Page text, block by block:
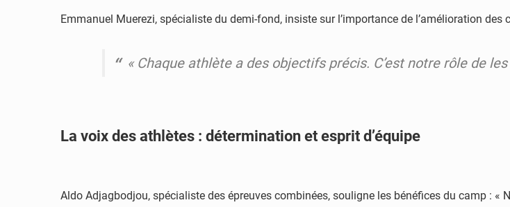
Emmanuel Muerezi, spécialiste du demi-fond, insiste sur l’importance de l’amélioration des
« Chaque athlète a des objectifs précis. C’est notre rôle de
La voix des athlètes : détermination et esprit d’équipe
Aldo Adjagbodjou, spécialiste des épreuves combinées, souligne les bénéfices du camp :